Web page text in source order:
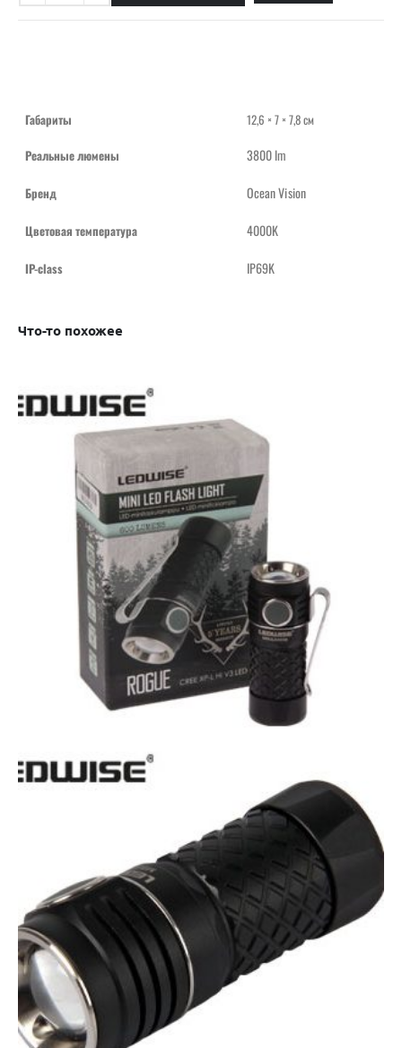
Габариты
12,6 × 7 × 7,8 см
Реальные люмены
3800 lm
Бренд Ocean Vision
Цветовая температура 4000K
IP-class IP69K
Что-то похожее